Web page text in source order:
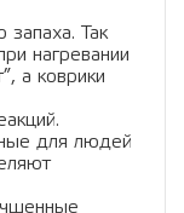
запаха. Так
нагревании
а коврики
для людей